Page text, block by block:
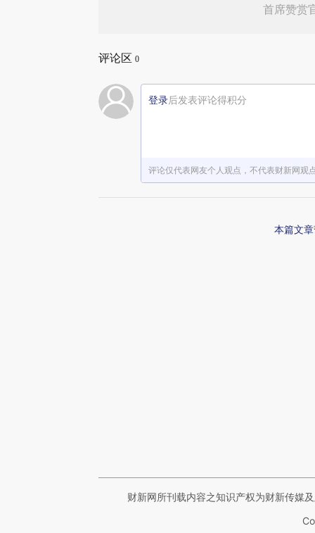
首席赞赏
评论区 0
登录后发表评论得积分
评论仅代表网友个人观点，不代表财新网观
本篇文
财新网所刊载内容之知识产权为财新传媒